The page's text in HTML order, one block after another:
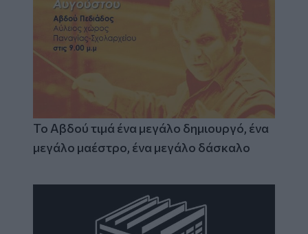
Το Αβδού τιμά ένα μεγάλο δημιουργό, ένα
μεγάλο μαέστρο, ένα μεγάλο δάσκαλο